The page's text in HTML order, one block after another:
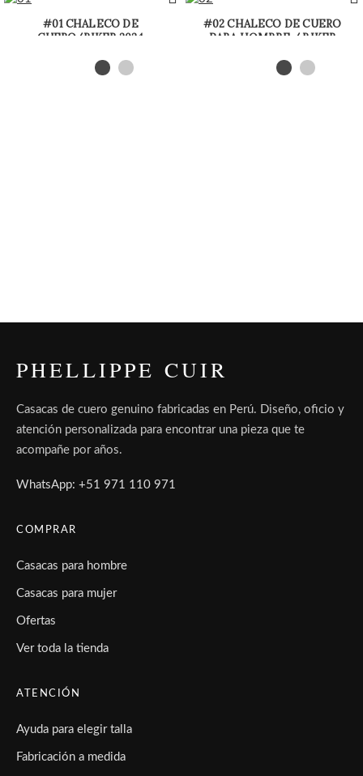
#01 CHALECO DE
CUERO/BIKER 2024
#02 CHALECO DE CUERO
PARA HOMBRE / BIKER
PHELLIPPE CUIR
Casacas de cuero genuino fabricadas en Perú. Diseño, oficio y
atención personalizada para encontrar una pieza que te
acompañe por años.
WhatsApp: +51 971 110 971
COMPRAR
Casacas para hombre
Casacas para mujer
Ofertas
Ver toda la tienda
ATENCIÓN
Ayuda para elegir talla
Fabricación a medida